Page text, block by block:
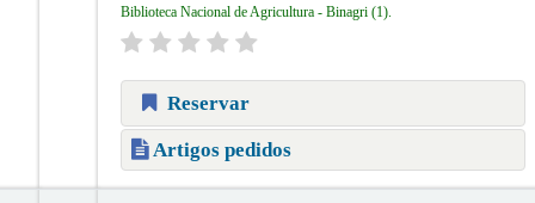
Biblioteca Nacional de Agricultura - Binagri(1).
Reservar
Artigos pedidos